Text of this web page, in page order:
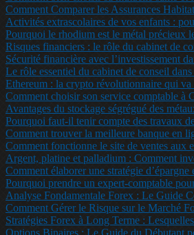
Comment Comparer les Assurances
Activités extrascolaires de vos enfants :
Pourquoi le rhodium est le métal précieux
Risques financiers : le rôle du cabinet de
Sécurité financière avec l’investissement
Le rôle essentiel du cabinet de conseil
Ethereum : la crypto révolutionnaire qui
Comment choisir son service comptable à
Avantages du stockage ségrégué des
Pourquoi faut-il tenir compte des travaux
Comment trouver la meilleure banque en
Comment fonctionne le site de ventes aux
Argent, platine et palladium : Comment
Comment élaborer une stratégie
Pourquoi prendre un expert-comptable
Analyse Fondamentale Forex : Le Guide
Comment Gérer le Risque sur le Marché
Stratégies Forex à Long Terme :
Options Binaires : Le Guide du Débutant